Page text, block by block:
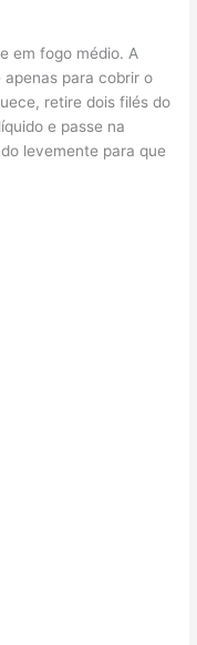
em fogo médio. A
para cobrir o
retire dois filés do
e passe na
levemente para que